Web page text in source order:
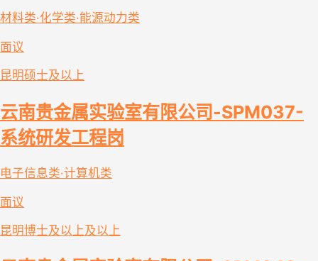
材料类·化学类·能源动力类
面议
昆明硕士及以上
云南贵金属实验室有限公司-SPM037-
系统研发工程岗
电子信息类·计算机类
面议
昆明博士及以上及以上